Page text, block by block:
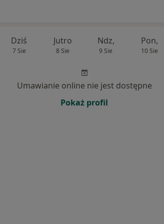
Dziś
7 Sie
Jutro
8 Sie
Ndz,
9 Sie
Pon,
10 Sie
Umawianie online nie jest dostępne
Pokaż profil